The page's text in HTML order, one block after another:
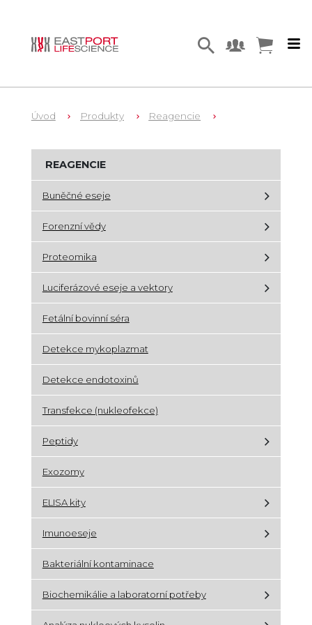
Úvod Produkty Reagencie
REAGENCIE
Buněčné eseje
Forenzní vědy
Proteomika
Luciferázové eseje a vektory
Fetální bovinní séra
Detekce mykoplazmat
Detekce endotoxinů
Transfekce (nukleofekce)
Peptidy
Exozomy
ELISA kity
Imunoeseje
Bakteriální kontaminace
Biochemikálie a laboratorní potřeby